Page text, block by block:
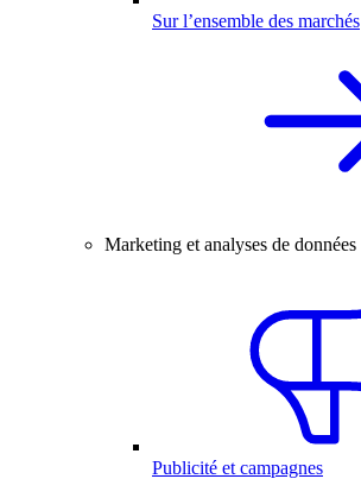
Sur l’ensemble des marchés
Marketing et analyses de données
Publicité et campagnes